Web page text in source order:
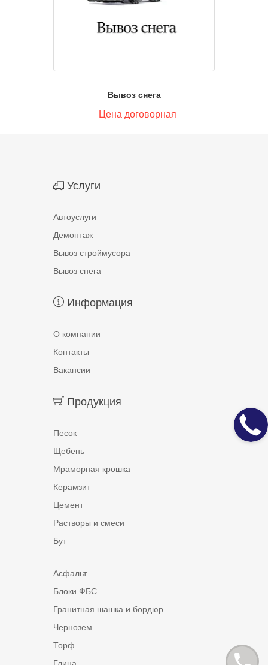
Вывоз снега
Цена договорная
Услуги
Автоуслуги
Демонтаж
Вывоз строймусора
Вывоз снега
Информация
О компании
Контакты
Вакансии
Продукция
Песок
Щебень
Мраморная крошка
Керамзит
Цемент
Растворы и смеси
Бут
Асфальт
Блоки ФБС
Гранитная шашка и бордюр
Чернозем
Торф